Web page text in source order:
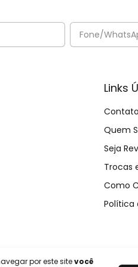
por este sitevocê
Links
Contato
Quem
Seja
Trocas
Como
Política